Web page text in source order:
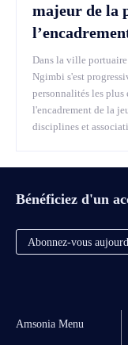
majeur de la
Dans la ville
Ngimbi s'est
personnalités les plus
l'encadrement de la
disciplines et
Bénéficiez d'un
Abonnez-vous
Amsonia Menu